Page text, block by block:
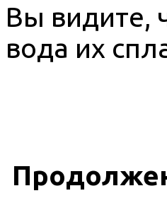
Вы видите,
вода их